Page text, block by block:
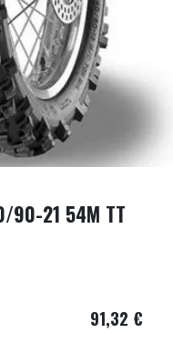
90-21 54M TT
91,32 €